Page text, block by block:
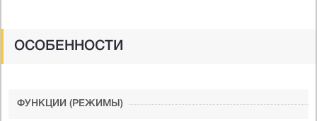
ОСОБЕННОСТИ
ФУНКЦИИ (РЕЖИМЫ)